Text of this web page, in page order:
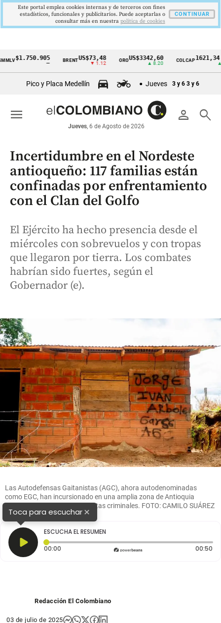
Cintillo
económicos
Colombia
$1.750.905 BRENTUS$73,48
▼ 1.12
ORO US$3342,60
▲ 8.20
COLCAP1621,34 pts
▲ 0.67
Pico y Placa Medellín Jueves 3 y 6 3 y 6
person search
Jueves, 6 de Agosto de 2026
menu
Incertidumbre en el Nordeste
antioqueño: 117 familias están
confinadas por enfrentamiento
con el Clan del Golfo
El Ejército ha hecho presencia desde el
miércoles con sobrevuelos y con tropas
que llegaron por tierra. Los combates
habrían sido fuertes, según el
Gobernador (e).
Las Autodefensas Gaitanistas (AGC), ahora autodenominadas
como EGC, han incursionado en una amplia zona de Antioquia
buscando el control de las rentas criminales. FOTO: CAMILO SUÁREZ
Toca para escuchar×
ESCUCHA EL RESUMEN
00:00 Tiempo transcurrido: 0 segundos 00:50
Redacción El Colombiano
03 de julio de 2025
Este portal emplea cookies internas y de terceros con fines
estadísticos, funcionales y publicitarios. Puede aceptarlas o
consultar más en nuestra politica de cookies
CONTINUAR